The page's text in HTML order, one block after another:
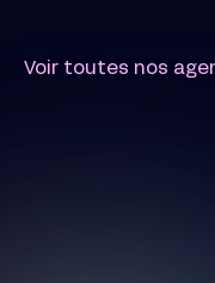
Voir toutes nos